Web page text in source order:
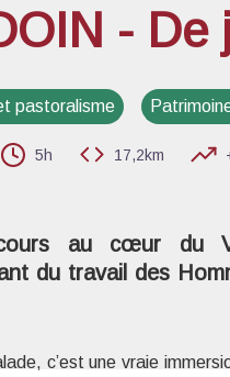
- De
pastoralisme
5h 17,2km
au cœur du
du travail des
c’est une vraie